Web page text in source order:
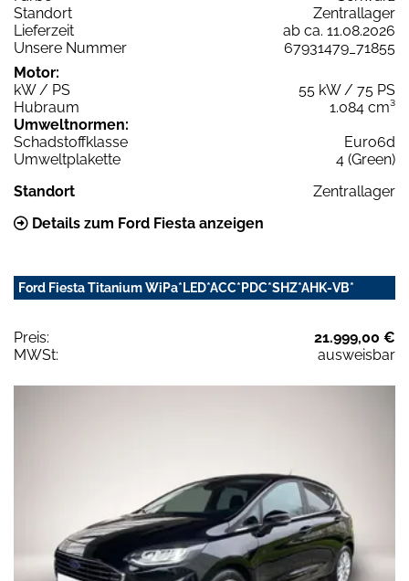
Standort
Zentrallager
Lieferzeit
ab ca. 11.08.2026
Unsere Nummer
67931479_71855
Motor:
kW / PS
55 kW / 75 PS
Hubraum
1.084 cm³
Umweltnormen:
Schadstoffklasse
Euro6d
Umweltplakette
4 (Green)
Standort
Zentrallager
Details zum Ford Fiesta anzeigen
Ford Fiesta Titanium WiPa*LED*ACC*PDC*SHZ*AHK-VB*
Preis:
21.999,00 €
MWSt:
ausweisbar